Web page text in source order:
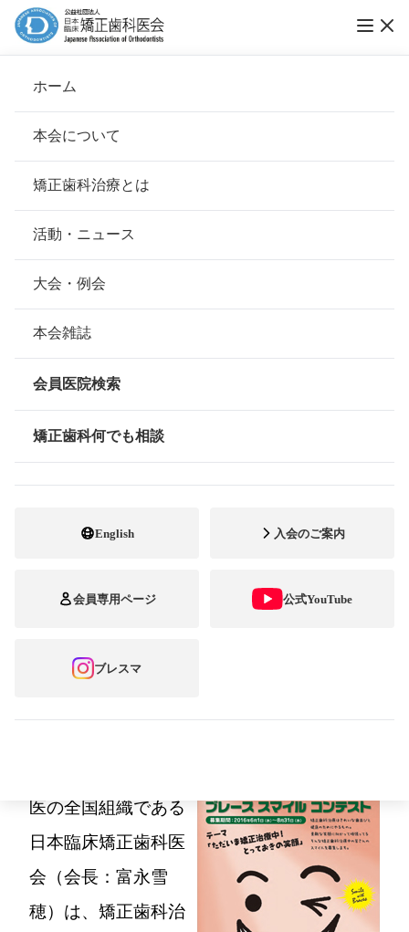
ホーム
本会について
会長挨拶
基本理念
組織について
本会の歴史
情報公開
矯正歯科治療とは
安心して治療を受けていただくための「6つの指針」
安心できる矯正歯科治療契約のための「7つの提言」
矯正歯科治療について
活動・ニュース
大会・例会
本会雑誌
会員医院検索
矯正歯科何でも相談
English 入会のご案内
会員専用ページ 公式YouTube
ブレスマ
第12回ブレース スマイル コンテスト 作品募
集
ブレーススマイルコンテスト
公開日：2016年05月26日（木）
2015年5月26日
矯正歯科治療中の方を対象にした笑顔のフォ
「第12回 ブレーススマイル
コンテスト」開催！
～募集期間：2016年6月1日(水)～8月31日(水)
おきの笑顔』～
テスト」が開催されます！
公益社団法人 日本臨床矯正歯科医会
医の全国組織である
日本臨床矯正歯科医
会（会長：富永雪
穂）は、矯正歯科治